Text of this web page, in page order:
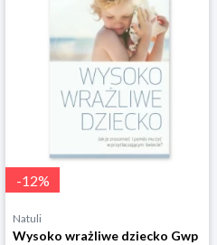
-12%
Natuli
Wysoko wrażliwe dziecko Gwp